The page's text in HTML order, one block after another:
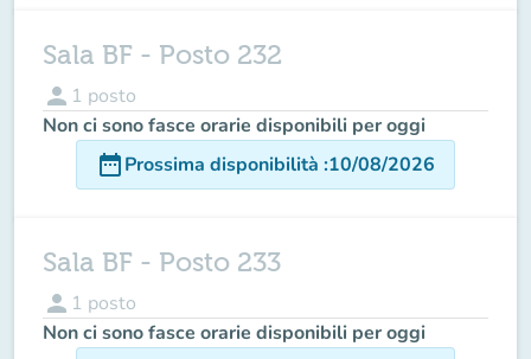
Sala BF - Posto 232
person 1 posto
Non ci sono fasce orarie disponibili per oggi
date_rangeProssima disponibilità :10/08/2026
Sala BF - Posto 233
person 1 posto
Non ci sono fasce orarie disponibili per oggi